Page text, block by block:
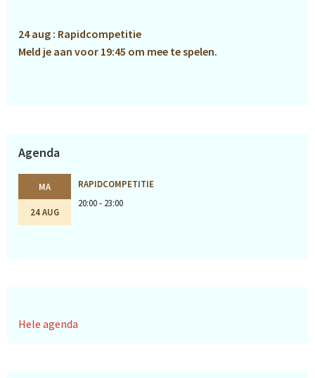
24 aug : Rapidcompetitie
Meld je aan voor 19:45 om mee te spelen.
Agenda
MA
24 AUG
RAPIDCOMPETITIE
20:00 - 23:00
Hele agenda